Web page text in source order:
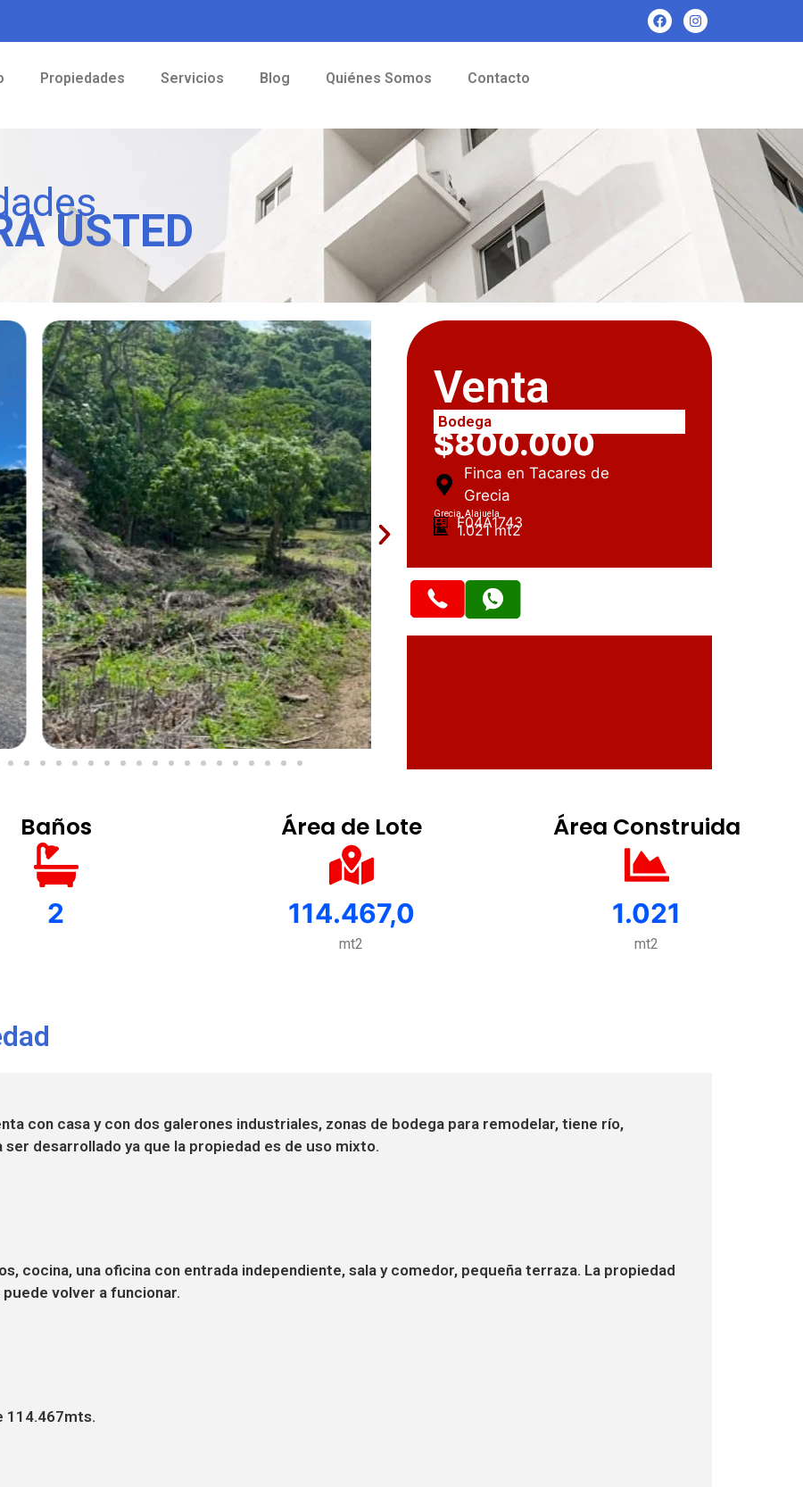
Propiedades Servicios Blog Quiénes Somos Contacto
USTED
Venta
Bodega
$800.000
Finca en Tacares de
Grecia
Grecia, Alajuela
F04A1743
1.021 mt2
Baños
2
Área de Lote
114.467,0
mt2
Área Construida
1.021
mt2
con casa y con dos galerones industriales, zonas de bodega para remodelar, tiene río,
desarrollado ya que la propiedad es de uso mixto.
cocina, una oficina con entrada independiente, sala y comedor, pequeña terraza. La propiedad
volver a funcionar.
114.467mts.